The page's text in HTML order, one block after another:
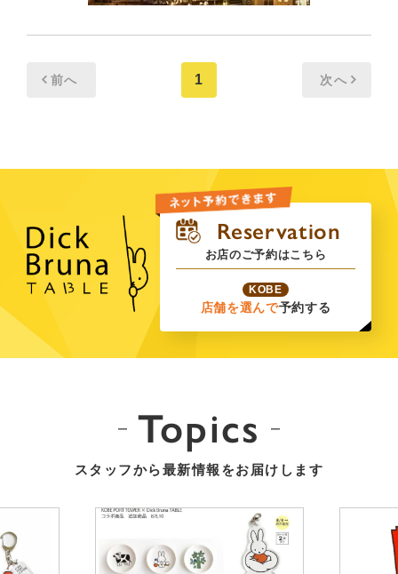
前へ 1 次へ
お店のご予約はこちら
KOBE
店舗を選んで予約する
Topics
スタッフから最新情報をお届けします